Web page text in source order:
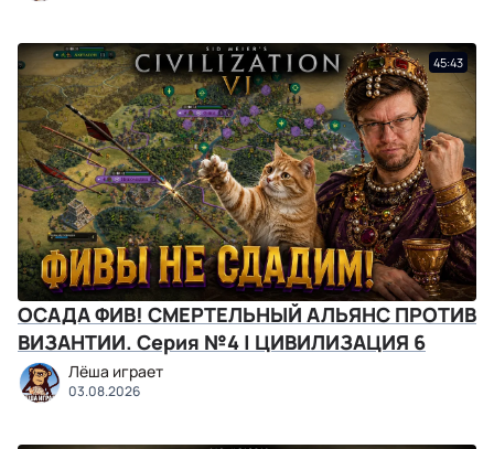
45:43
ОСАДА ФИВ! СМЕРТЕЛЬНЫЙ АЛЬЯНС ПРОТИВ
ВИЗАНТИИ. Серия №4 | ЦИВИЛИЗАЦИЯ 6
Лёша играет
03.08.2026